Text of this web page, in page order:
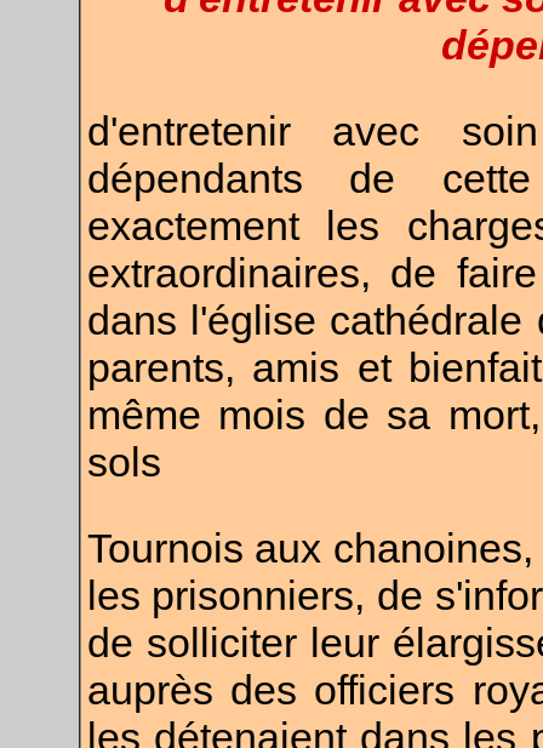
d'entretenir avec
dépendants de
exactement les
extraordinaires, de
dans l'église
parents, amis et
même mois de sa
sols
Tournois aux
les prisonniers, de
de solliciter leur
auprès des officiers
les détenaient dans les